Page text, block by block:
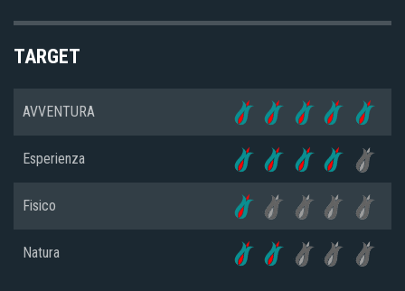
TARGET
AVVENTURA
Esperienza
Fisico
Natura